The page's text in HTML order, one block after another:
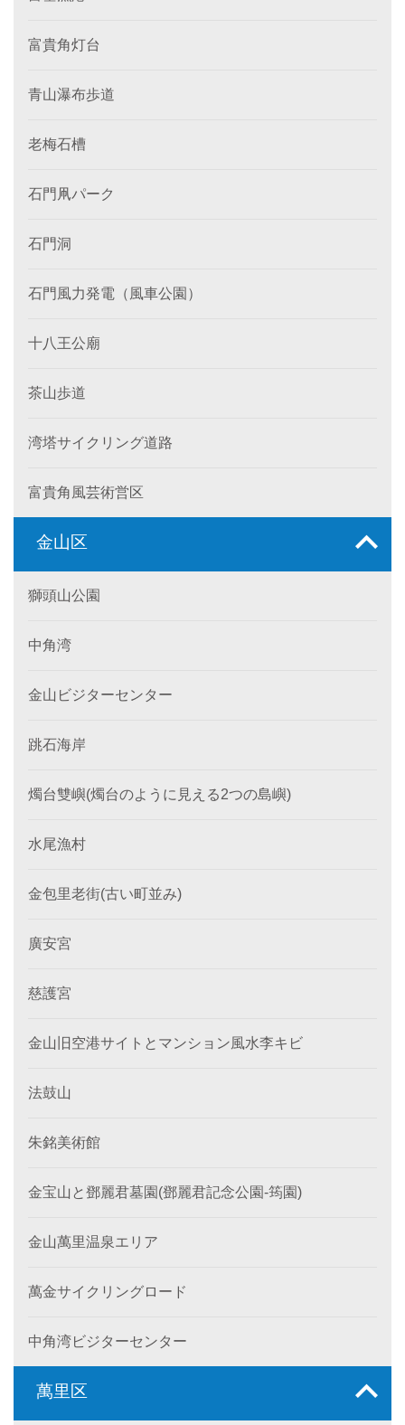
富貴角灯台
青山瀑布歩道
老梅石槽
石門凧パーク
石門洞
石門風力発電（風車公園）
十八王公廟
茶山歩道
湾塔サイクリング道路
富貴角風芸術営区
金山区
獅頭山公園
中角湾
金山ビジターセンター
跳石海岸
燭台雙嶼(燭台のように見える2つの島嶼)
水尾漁村
金包里老街(古い町並み)
廣安宮
慈護宮
金山旧空港サイトとマンション風水李キビ
法鼓山
朱銘美術館
金宝山と鄧麗君墓園(鄧麗君記念公園-筠園)
金山萬里温泉エリア
萬金サイクリングロード
中角湾ビジターセンター
萬里区